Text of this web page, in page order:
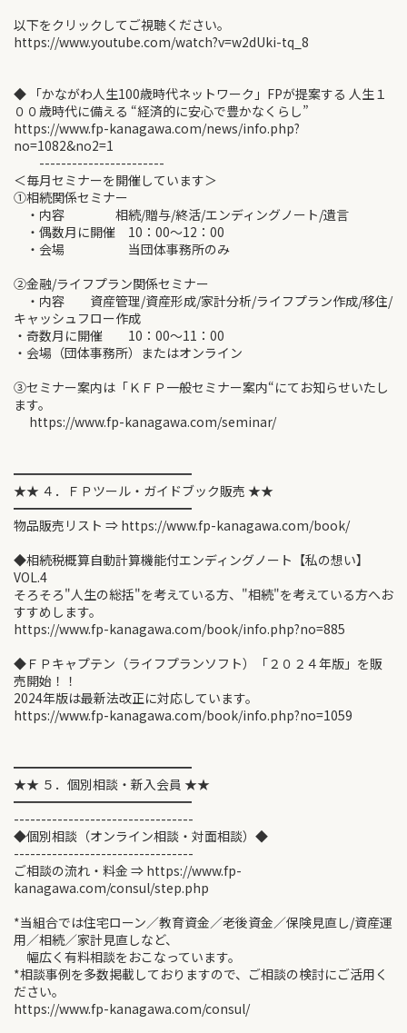
以下をクリックしてご視聴ください。
https://www.youtube.com/watch?v=w2dUki-tq_8
◆ 「かながわ人生100歳時代ネットワーク」FPが提案する 人生１
００歳時代に備える “経済的に安心で豊かなくらし”
https://www.fp-kanagawa.com/news/info.php?
no=1082&no2=1
-----------------------
＜毎月セミナーを開催しています＞
①相続関係セミナー
・内容 相続/贈与/終活/エンディングノート/遺言
・偶数月に開催 10：00～12：00
・会場 当団体事務所のみ
②金融/ライフプラン関係セミナー
・内容 資産管理/資産形成/家計分析/ライフプラン作成/移住/
キャッシュフロー作成
・奇数月に開催 10：00～11：00
・会場（団体事務所）またはオンライン
③セミナー案内は「ＫＦＰ一般セミナー案内“にてお知らせいたし
ます。
https://www.fp-kanagawa.com/seminar/
━━━━━━━━━━━━━━
★★ ４．ＦＰツール・ガイドブック販売 ★★
━━━━━━━━━━━━━━
物品販売リスト ⇒ https://www.fp-kanagawa.com/book/
◆相続税概算自動計算機能付エンディングノート【私の想い】
VOL.4
そろそろ"人生の総括"を考えている方、"相続"を考えている方へお
すすめします。
https://www.fp-kanagawa.com/book/info.php?no=885
◆ＦＰキャプテン（ライフプランソフト）「２０２４年版」を販
売開始！！
2024年版は最新法改正に対応しています。
https://www.fp-kanagawa.com/book/info.php?no=1059
━━━━━━━━━━━━━━
★★ ５．個別相談・新入会員 ★★
━━━━━━━━━━━━━━
---------------------------------
◆個別相談（オンライン相談・対面相談）◆
---------------------------------
ご相談の流れ・料金 ⇒ https://www.fp-
kanagawa.com/consul/step.php
*当組合では住宅ローン／教育資金／老後資金／保険見直し/資産運
用／相続／家計見直しなど、
幅広く有料相談をおこなっています。
*相談事例を多数掲載しておりますので、ご相談の検討にご活用く
ださい。
https://www.fp-kanagawa.com/consul/